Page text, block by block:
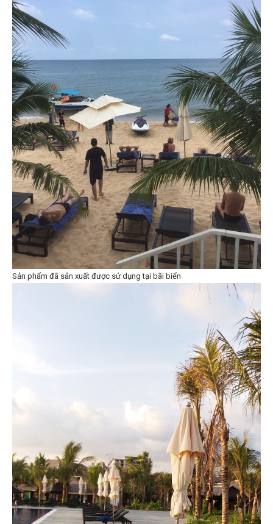
Sản phẩm đã sản xuất được sử dụng tại bãi biển